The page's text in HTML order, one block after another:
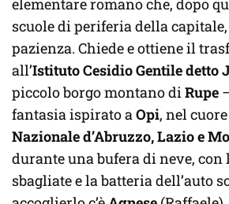
scuole di periferia della
pazienza. Chiede e ottiene il
all’Istituto Cesidio Gentile detto
piccolo borgo montano di Rupe
fantasia ispirato a Opi, nel
Nazionale d’Abruzzo, Lazio e
durante una bufera di neve, con
sbagliate e la batteria dell’auto